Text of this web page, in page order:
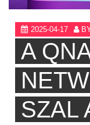
2025-04-17
A
SZAL